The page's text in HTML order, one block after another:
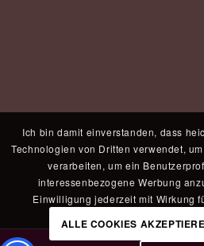
Ich bin damit einverstanden, dass
Technologien von Dritten verwendet,
verarbeiten, um ein
interessenbezogene Werbung
Einwilligung jederzeit mit Wirkung
ALLE COOKIES